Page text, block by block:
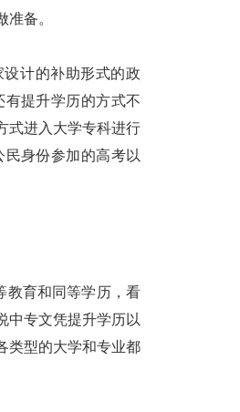
备。
计的补助形式的政
提升学历的方式不
式进入大学专科进行
身份参加的高考以
育和同等学历，看
中专文凭提升学历以
类型的大学和专业都